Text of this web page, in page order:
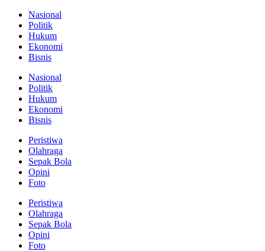
Nasional
Politik
Hukum
Ekonomi
Bisnis
Nasional
Politik
Hukum
Ekonomi
Bisnis
Peristiwa
Olahraga
Sepak Bola
Opini
Foto
Peristiwa
Olahraga
Sepak Bola
Opini
Foto